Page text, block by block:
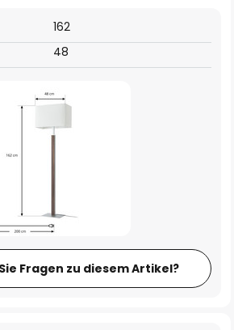
48
162
Fragen zu diesem Artikel?